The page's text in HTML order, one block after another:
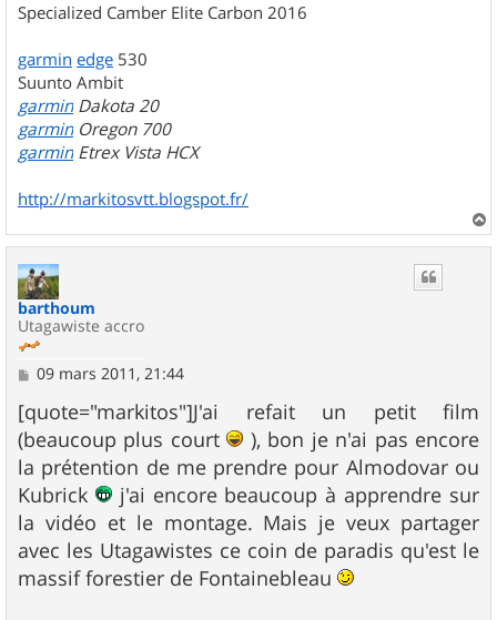
Specialized Camber Elite Carbon 2016
garmin edge 530
Suunto Ambit
garmin Dakota 20
garmin Oregon 700
garmin Etrex Vista HCX
http://markitosvtt.blogspot.fr/
a
barthoum
Utagawiste accro
M
s
s
a
g
e
09 mars 2011, 21:44
[quote="markitos"]J'ai refait un petit film
(beaucoup plus court
), bon je n'ai pas encore
la prétention de me prendre pour Almodovar ou
Kubrick
j'ai encore beaucoup à apprendre sur
la vidéo et le montage. Mais je veux partager
avec les Utagawistes ce coin de paradis qu'est le
massif forestier de Fontainebleau